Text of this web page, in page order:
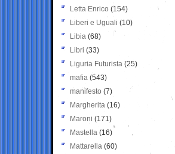
Letta Enrico (154)
Liberi e Uguali (10)
Libia (68)
Libri (33)
Liguria Futurista (25)
mafia (543)
manifesto (7)
Margherita (16)
Maroni (171)
Mastella (16)
Mattarella (60)